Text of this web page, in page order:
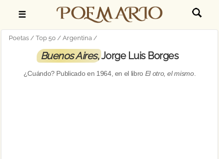
☰
Poetas Top 50 Argentina
Buenos Aires, Jorge Luis Borges
¿Cuándo? Publicado en 1964, en el libro El otro, el mismo.